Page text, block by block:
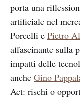
porta una
artificiale nel
Porcelli e Pietro
affascinante sulla
impatti delle
anche Gino
Act: rischi o